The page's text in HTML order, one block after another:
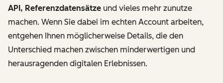
API, Referenzdatensätze und vieles mehr zunutze
machen. Wenn Sie dabei im echten Account arbeiten,
entgehen Ihnen möglicherweise Details, die den
Unterschied machen zwischen minderwertigen und
herausragenden digitalen Erlebnissen.